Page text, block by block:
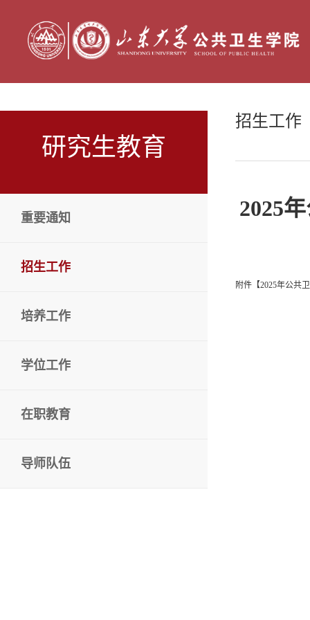
研究生教育
重要通知
招生工作
培养工作
学位工作
在职教育
导师队伍
招生工作
2025
附件【2025年公共